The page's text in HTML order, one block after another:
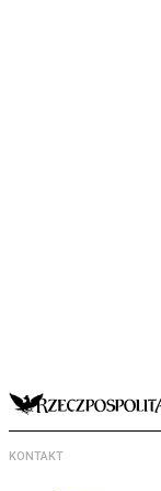
KONTAKT